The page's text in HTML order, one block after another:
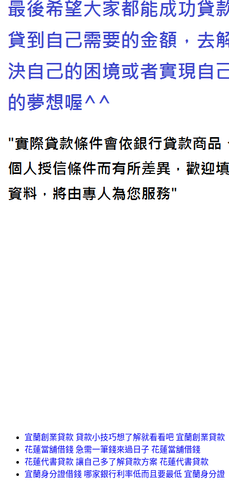
宜蘭創業貸款 貸款小技巧想了解就看看吧 宜蘭創業貸款
花蓮當舖借錢 急需一筆錢來過日子 花蓮當舖借錢
花蓮代書貸款 讓自己多了解貸款方案 花蓮代書貸款
宜蘭身分證借錢 哪家銀行利率低而且要最低 宜蘭身分證